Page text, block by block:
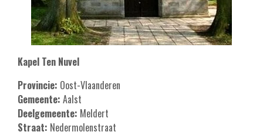
Kapel Ten Nuvel
Provincie: Oost-Vlaanderen
Gemeente: Aalst
Deelgemeente: Meldert
Straat: Nedermolenstraat